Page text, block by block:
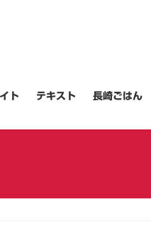
ト テキスト 長崎ごはん